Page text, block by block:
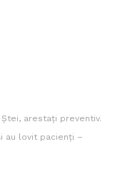
arestați preventiv.
au lovit pacienți –